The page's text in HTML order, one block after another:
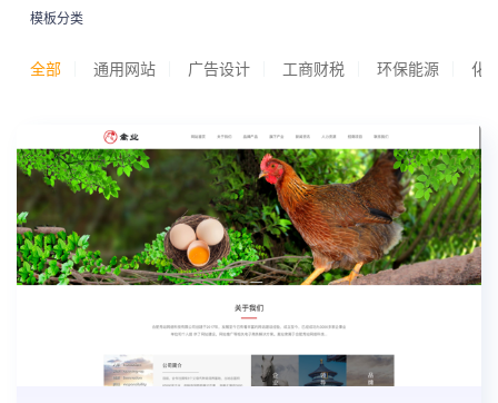
模板分类
全部 通用网站 广告设计 工商财税 环保能源 化